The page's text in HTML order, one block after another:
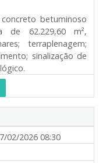
betuminoso
de 62.229,60 m²,
terraplenagem;
sinalização de
02/2026 08:30